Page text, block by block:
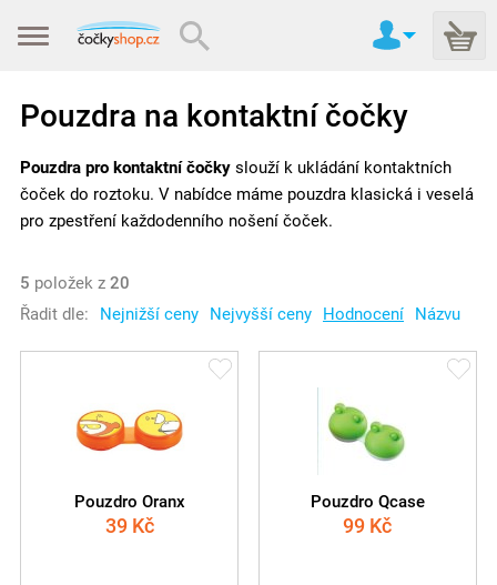
Pouzdra na kontaktní čočky
Pouzdra pro kontaktní čočky slouží k ukládání kontaktních
čoček do roztoku. V nabídce máme pouzdra klasická i veselá
pro zpestření každodenního nošení čoček.
5 položek z 20
Řadit dle:
Nejnižší ceny Nejvyšší ceny Hodnocení Názvu
Pouzdro Oranx
39Kč
Pouzdro Qcase
99 Kč